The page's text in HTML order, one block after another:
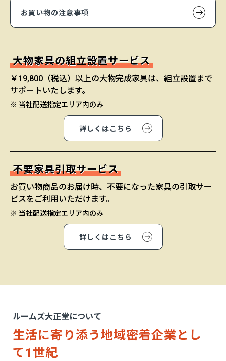
お買い物の注意事項
大物家具の組立設置サービス
￥19,800（税込）以上の大物完成家具は、組立設置まで
サポートいたします。
※ 当社配送指定エリア内のみ
詳しくはこちら
不要家具引取サービス
お買い物商品のお届け時、不要になった家具の引取サー
ビスをご利用いただけます。
※ 当社配送指定エリア内のみ
詳しくはこちら
ルームズ大正堂について
生活に寄り添う地域密着企業とし
て1世紀